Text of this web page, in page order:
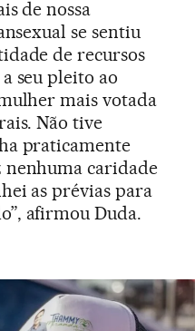
de nossa
se sentiu
de recursos
seu pleito ao
mais votada
Não tive
praticamente
nenhuma caridade
as prévias para
afirmou Duda.